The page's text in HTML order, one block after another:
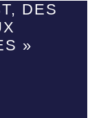
DES
»